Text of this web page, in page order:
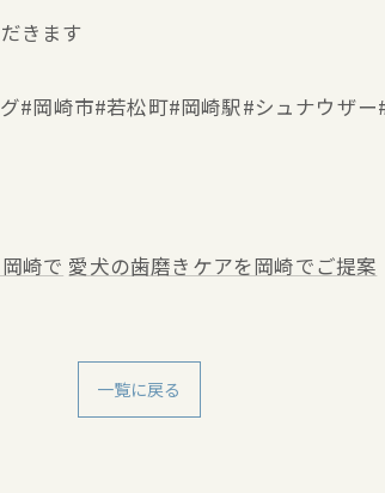
きます
岡崎市#若松町#岡崎駅#シュナウザ
崎で 愛犬の歯磨きケアを岡崎でご提案
一覧に戻る